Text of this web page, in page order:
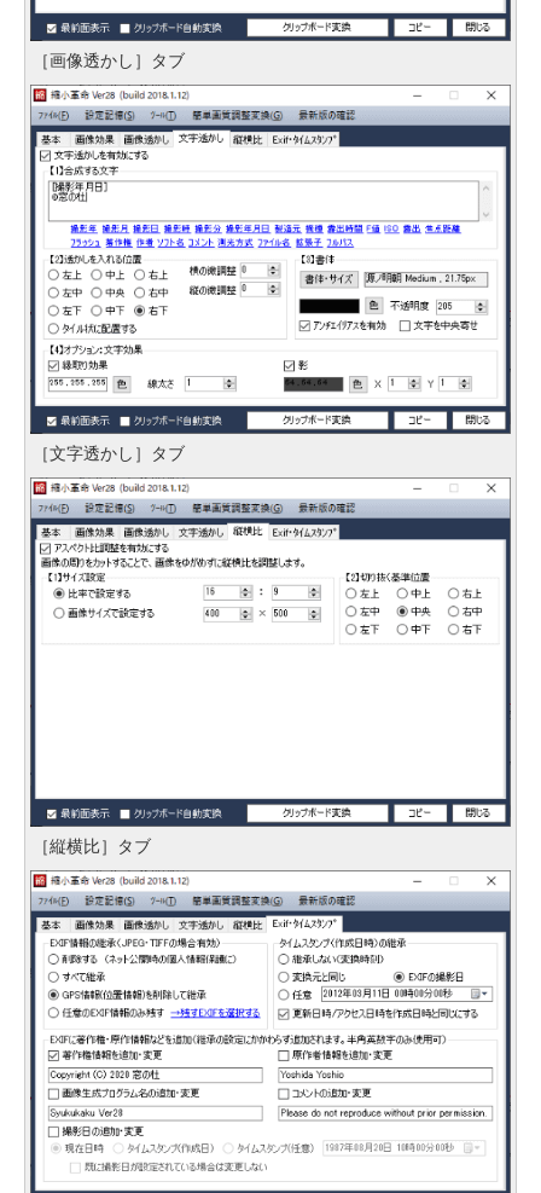
［画像透かし］タブ
［文字透かし］タブ
［縦横比］タブ